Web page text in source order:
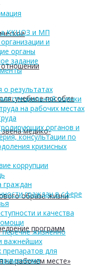
отношении
учебное пособие
медико-
образа жизни
программ
на рабочем месте»
ККЦОЗ и МП
и
органы
задание
о результатах
специальной оценки
на рабочих местах
органов и
консультации по
кризисных
коррупции
граждан
граждан в сфере
и качества
жизненно
важнейших
препаратов для